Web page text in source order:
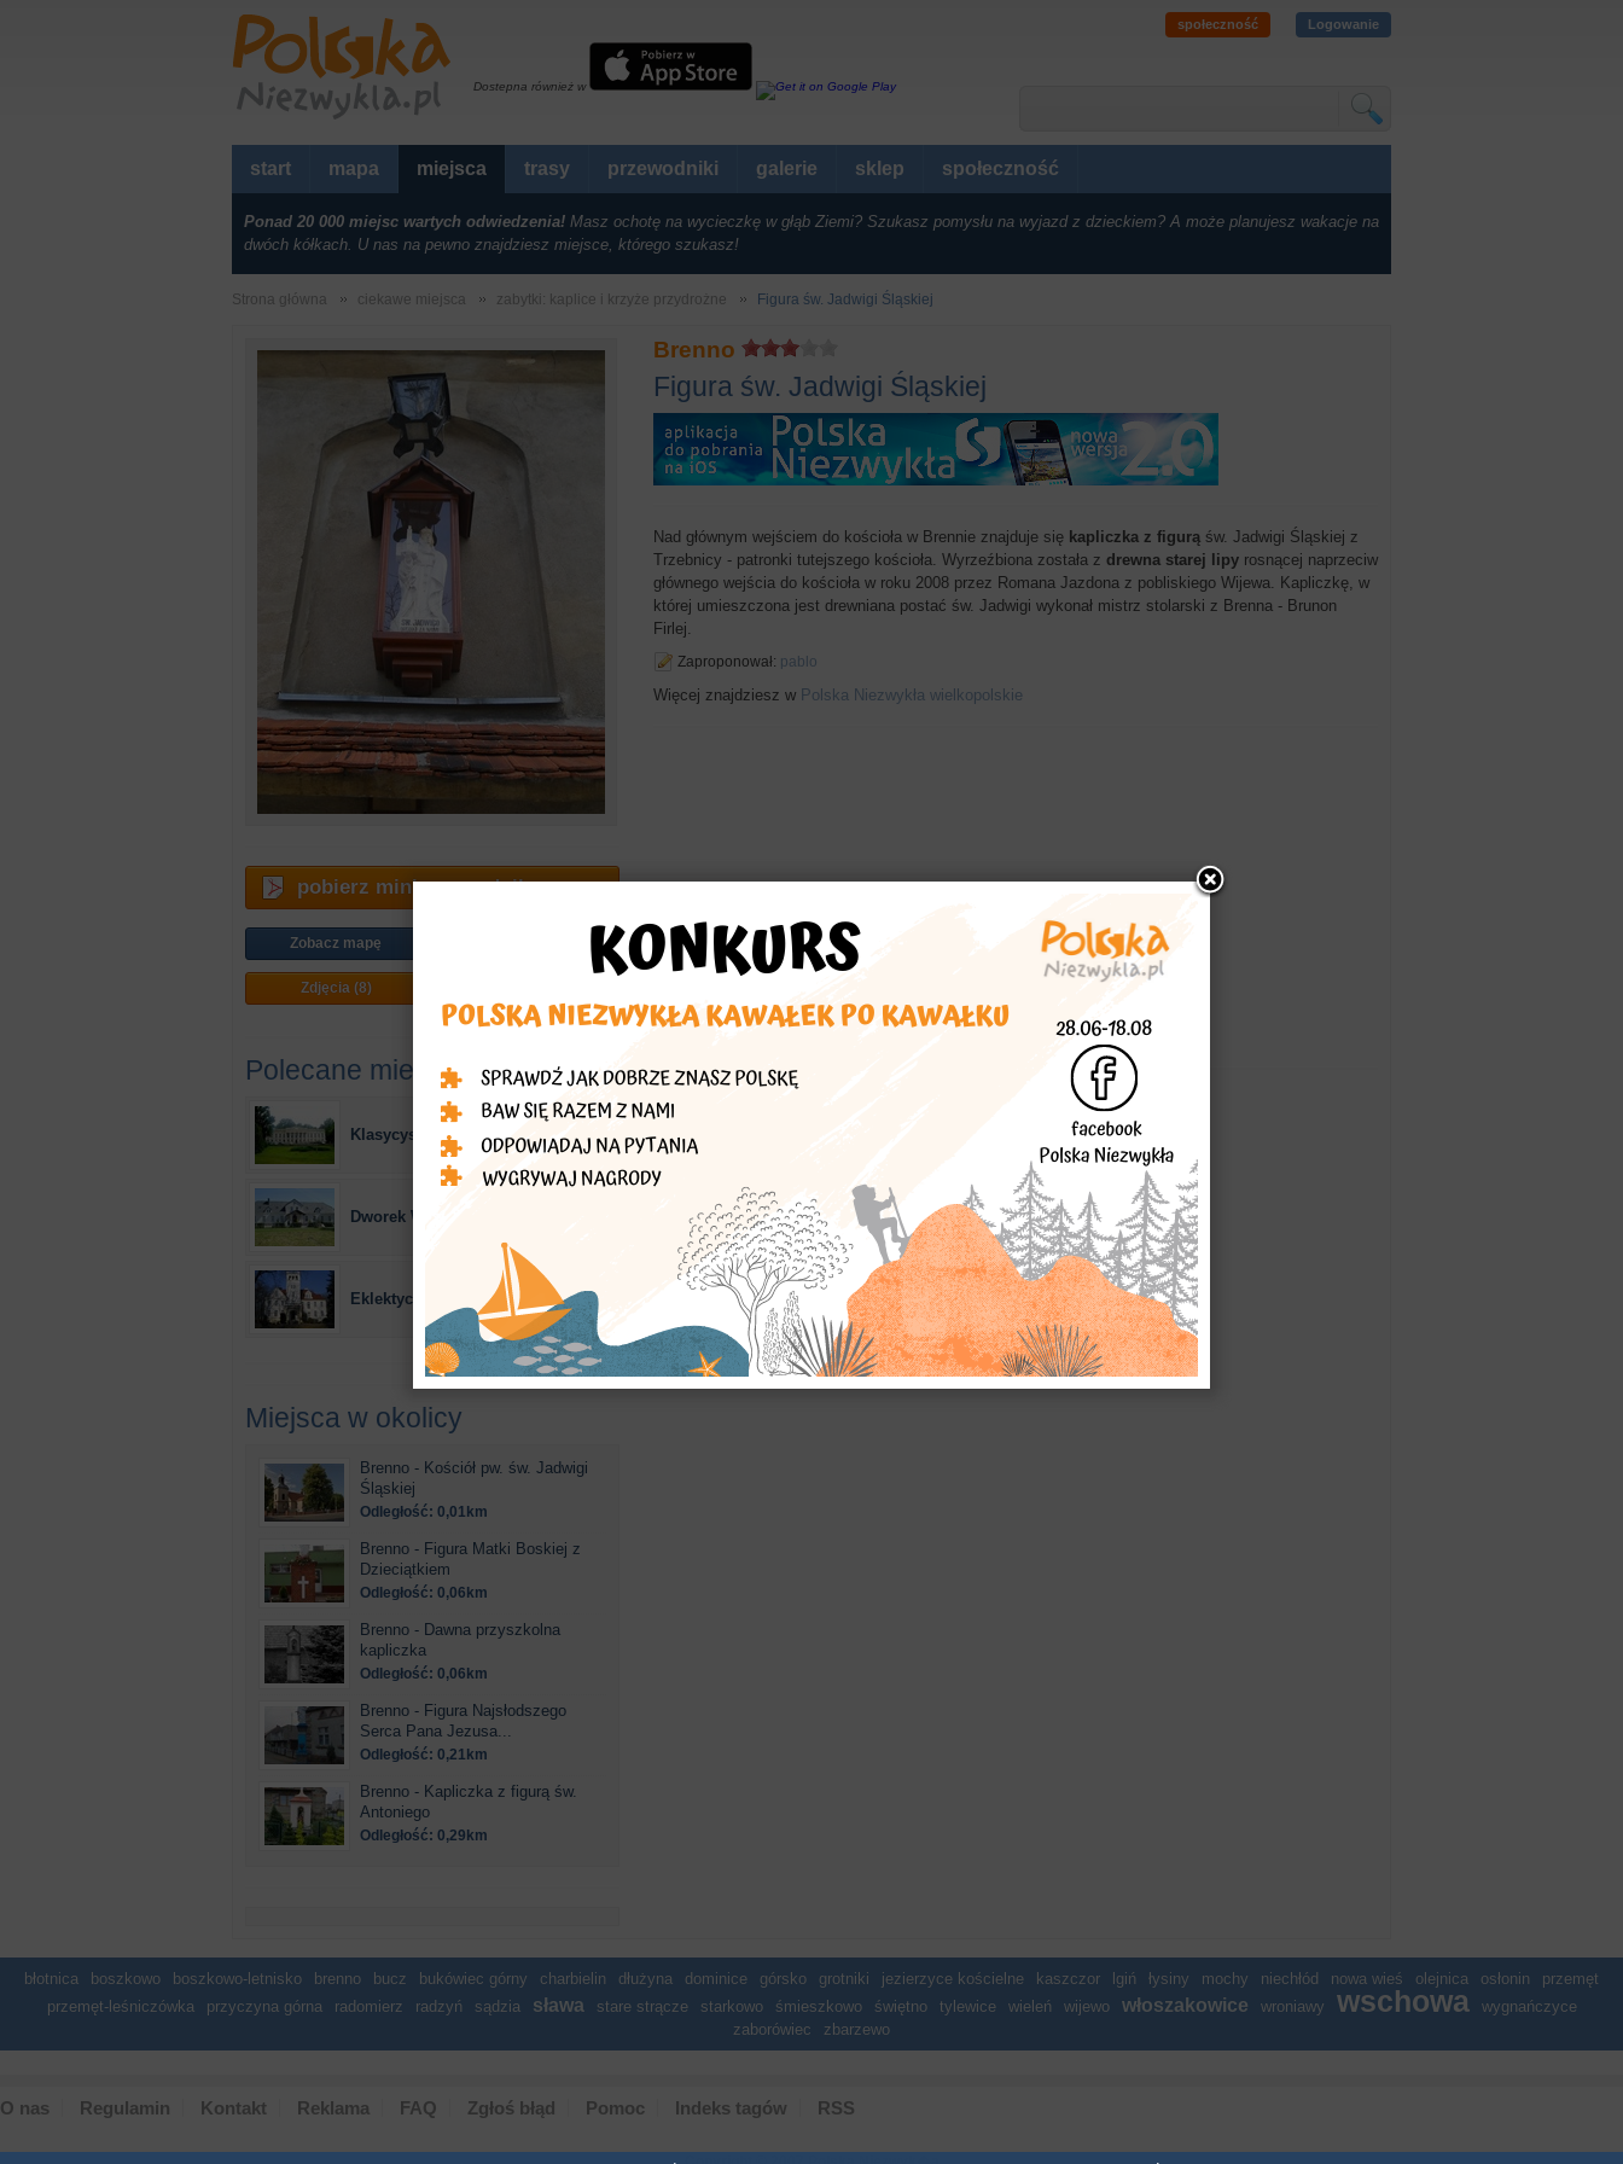
Dostepna również w
społeczność Logowanie
start mapa miejsca trasy przewodniki galerie sklep społeczność
Ponad 20 000 miejsc wartych odwiedzenia! Masz ochotę na wycieczkę w głąb Ziemi? Szukasz pomysłu na wyjazd z dzieckiem? A może planujesz wakacje na
dwóch kółkach. U nas na pewno znajdziesz miejsce, którego szukasz!
Strona główna ciekawe miejsca zabytki: kaplice i krzyże przydrożne Figura św. Jadwigi Śląskiej
Brenno
Figura św. Jadwigi Śląskiej
Nad głównym wejściem do kościoła w Brennie znajduje się kapliczka z figurą św. Jadwigi Śląskiej z
Trzebnicy - patronki tutejszego kościoła. Wyrzeźbiona została z drewna starej lipy rosnącej naprzeciw
głównego wejścia do kościoła w roku 2008 przez Romana Jazdona z pobliskiego Wijewa. Kapliczkę, w
której umieszczona jest drewniana postać św. Jadwigi wykonał mistrz stolarski z Brenna - Brunon
Firlej.
Zaproponował: pablo
Więcej znajdziesz w Polska Niezwykła wielkopolskie
kapliczka drzewo lipy
pobierz miniprzewodnik
Zobacz mapę
Zdjęcia (8)
Polecane miejsca
Klasycystyczny pałac (1845)
Dworek Wilkowice
Eklektyczny pałac
Miejsca w okolicy
Brenno - Kościół pw. św. Jadwigi
Śląskiej
Odległość: 0,01km
Brenno - Figura Matki Boskiej z
Dzieciątkiem
Odległość: 0,06km
Brenno - Dawna przyszkolna
kapliczka
Odległość: 0,06km
Brenno - Figura Najsłodszego
Serca Pana Jezusa...
Odległość: 0,21km
Brenno - Kapliczka z figurą św.
Antoniego
Odległość: 0,29km
błotnica boszkowo boszkowo-letnisko brenno bucz bukówiec górny charbielin dłużyna dominice górsko grotniki jezierzyce kościelne kaszczor lgiń łysiny mochy niechłód nowa wieś olejnica osłonin
przemęt
przemęt-leśniczówka
przyczyna górna radomierz radzyń sądzia sława stare strącze starkowo śmieszkowo świętno tylewice wieleń wijewo włoszakowice wroniawy wschowa
wygnańczyce
zaborówiec
zbarzewo
O nas Regulamin Kontakt Reklama FAQ Zgłoś błąd Pomoc Indeks tagów RSS